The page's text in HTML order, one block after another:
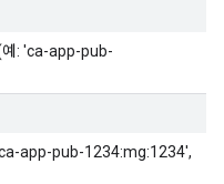
예: 'ca-app-pub-
app-pub-1234:mg:1234',